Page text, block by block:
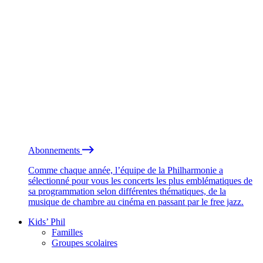
Abonnements
Comme chaque année, l’équipe de la Philharmonie a
sélectionné pour vous les concerts les plus emblématiques de
sa programmation selon différentes thématiques, de la
musique de chambre au cinéma en passant par le free jazz.
Kids’ Phil
Familles
Groupes scolaires